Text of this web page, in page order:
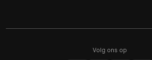
Volg ons op